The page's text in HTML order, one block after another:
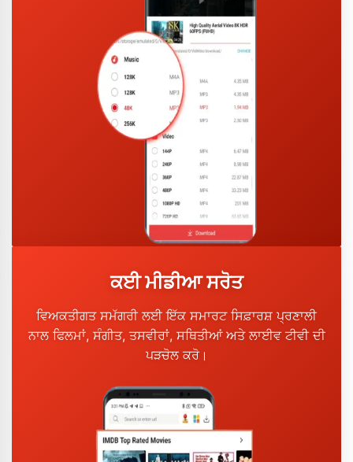
ਕਈ ਮੀਡੀਆ ਸਰੋਤ
ਵਿਅਕਤੀਗਤ ਸਮੱਗਰੀ ਲਈ ਇੱਕ ਸਮਾਰਟ ਸਿਫ਼ਾਰਸ਼ ਪ੍ਰਣਾਲੀ
ਨਾਲ ਫਿਲਮਾਂ, ਸੰਗੀਤ, ਤਸਵੀਰਾਂ, ਸਥਿਤੀਆਂ ਅਤੇ ਲਾਈਵ ਟੀਵੀ ਦੀ
ਪੜਚੋਲ ਕਰੋ।